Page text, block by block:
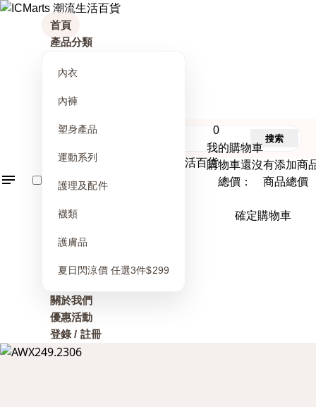
首頁
產品分類
內衣
內褲
塑身產品
運動系列
護理及配件
襪類
護膚品
夏日閃涼價 任選3件$299
關於我們
優惠活動
登錄 / 註冊
0
我的購物車
購物車還沒有添加商
總價： 商品總價
確定購物車
搜索